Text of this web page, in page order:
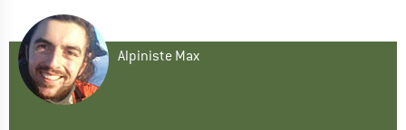
Alpiniste Max